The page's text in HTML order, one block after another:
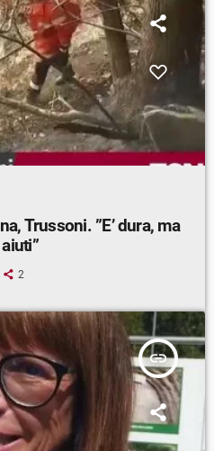
Trussoni. ”E’ dura, ma
2
insert_link